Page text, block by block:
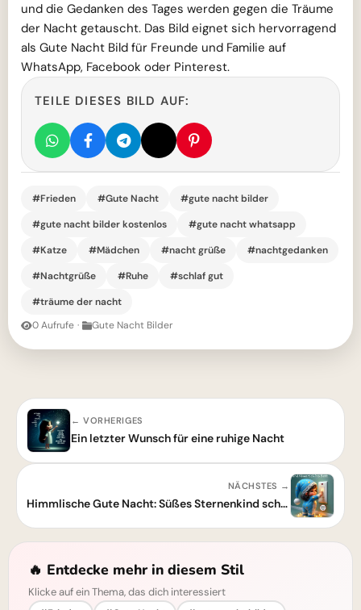
und die Gedanken des Tages werden gegen die Träume
der Nacht getauscht. Das Bild eignet sich hervorragend
als Gute Nacht Bild für Freunde und Familie auf
WhatsApp, Facebook oder Pinterest.
TEILE DIESES BILD AUF:
#Frieden #Gute Nacht
#gute nacht bilder
#gute nacht bilder kostenlos
#gute nacht whatsapp
#Katze
#Mädchen #nacht grüße
#nachtgedanken
#Nachtgrüße
#Ruhe
#schlaf gut
#träume der nacht
0 Aufrufe · Gute Nacht Bilder
← VORHERIGES
Ein letzter Wunsch für eine ruhige Nacht
NÄCHSTES →
Himmlische Gute Nacht: Süßes Sternenkind schaltet Lichter der Welt aus
🔥 Entdecke mehr in diesem Stil
Klicke auf ein Thema, das dich interessiert